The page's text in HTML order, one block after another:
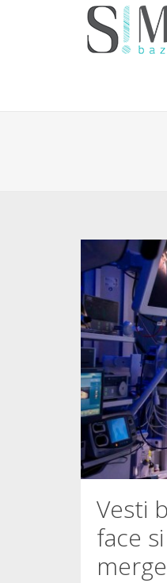
Vesti
face